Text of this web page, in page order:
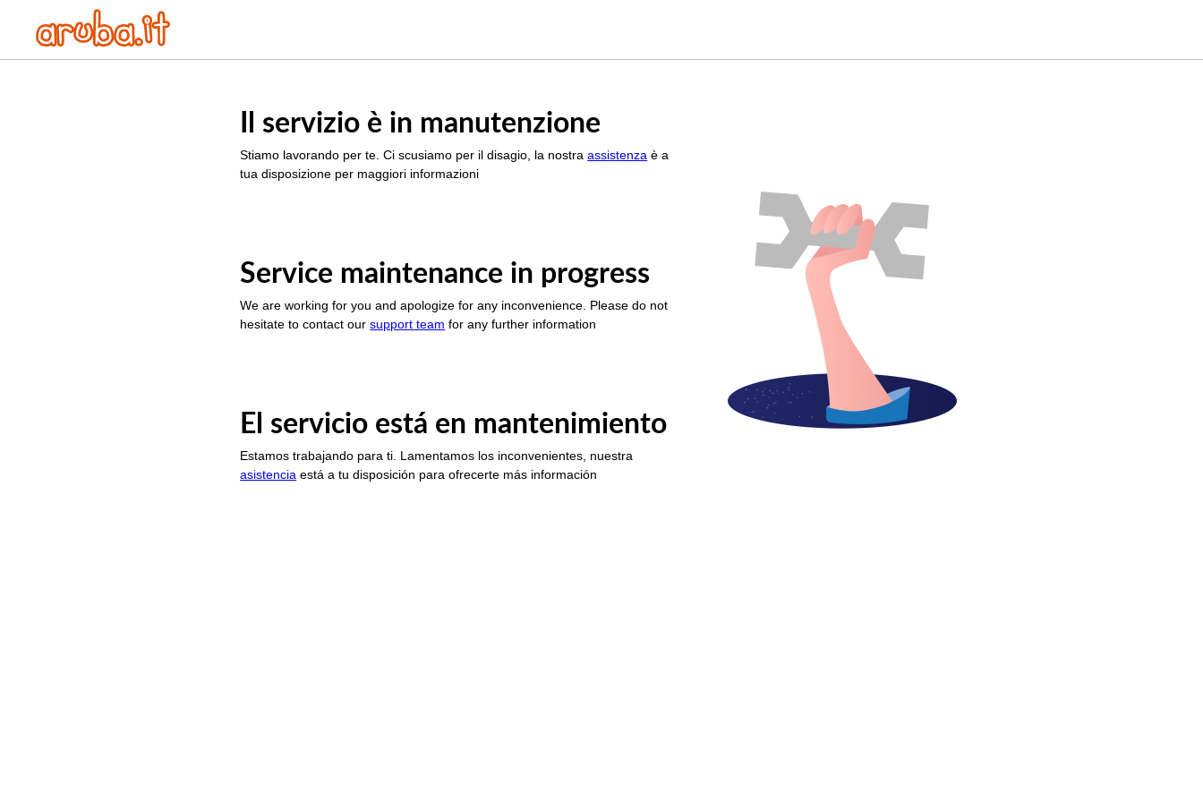
Il servizio è in manutenzione
Stiamo lavorando per te. Ci scusiamo per il disagio, la nostraassistenza è a
tua disposizione per maggiori informazioni
Service maintenance in progress
We are working for you and apologize for any inconvenience. Please do not
hesitate to contact oursupport team for any further information
El servicio está en mantenimiento
Estamos trabajando para ti. Lamentamos los inconvenientes, nuestra
asistencia está a tu disposición para ofrecerte más información